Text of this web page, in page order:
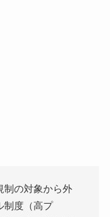
制の対象から外
制度（高プ